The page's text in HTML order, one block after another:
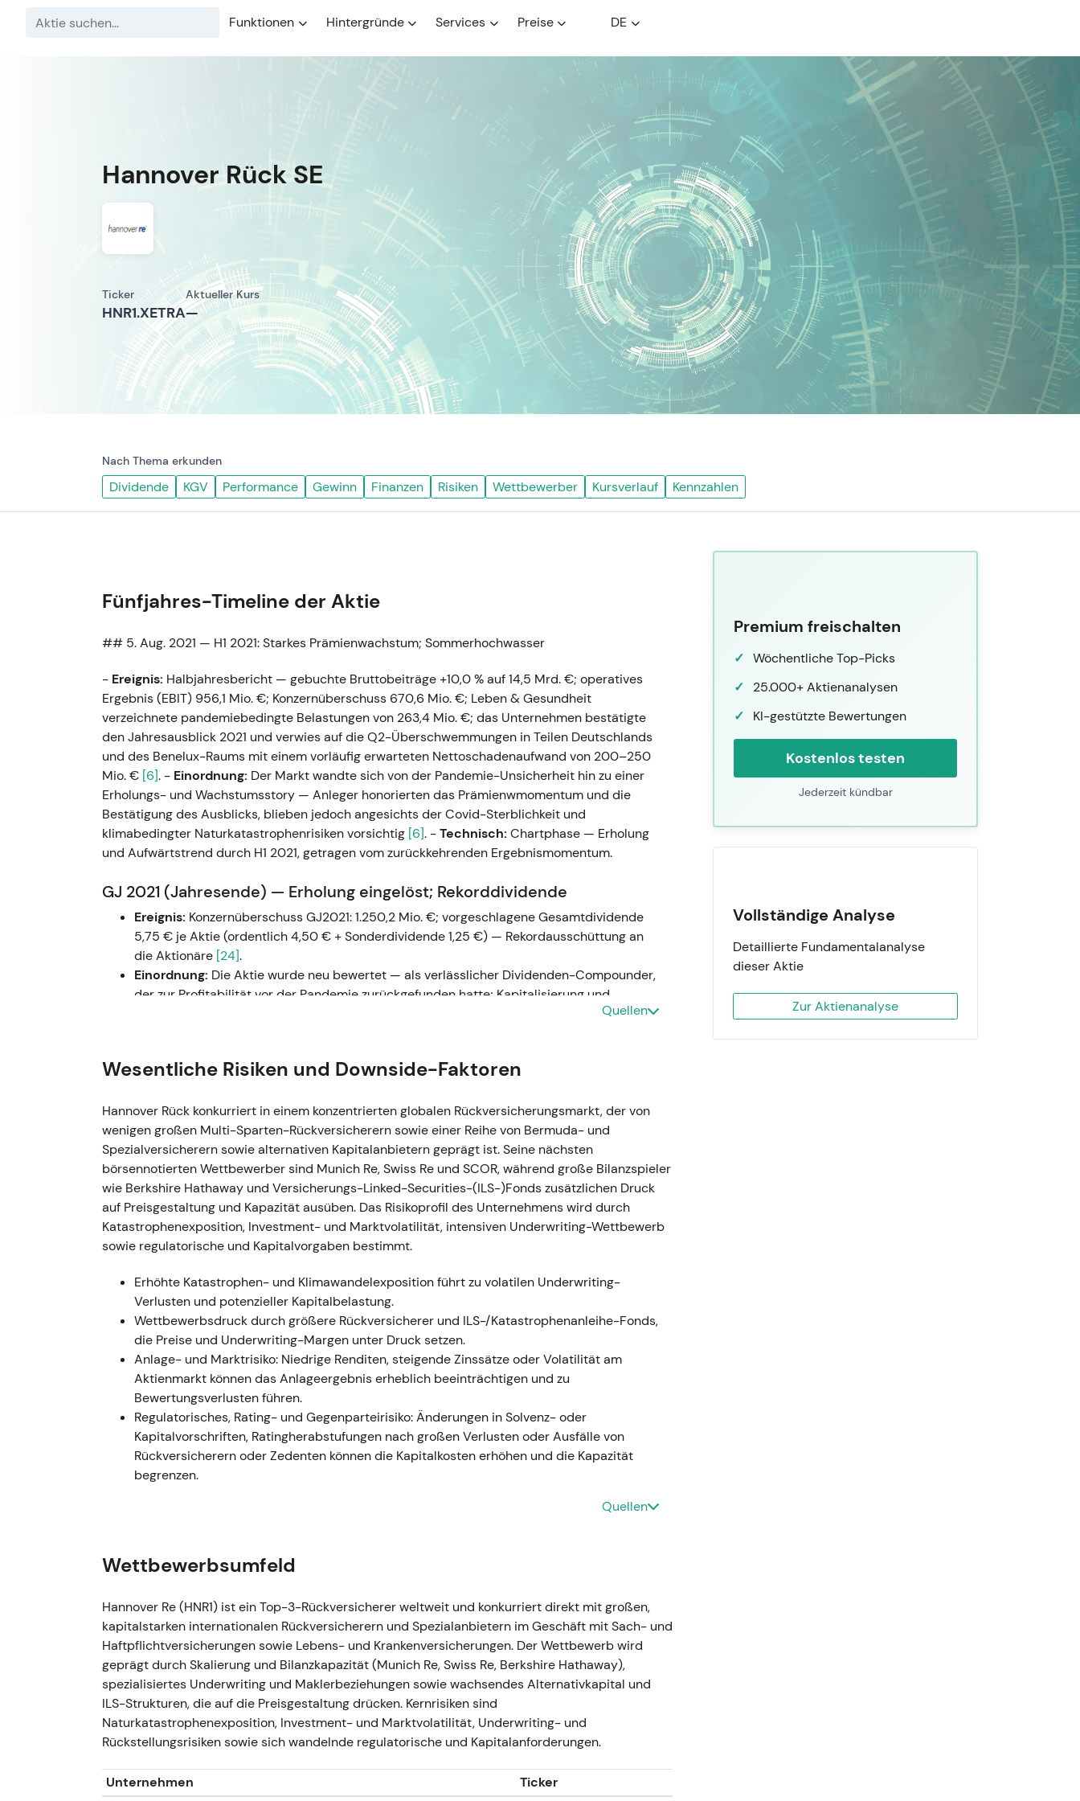
Funktionen Hintergründe Services Preise DE
Hannover Rück SE
Ticker
HNR1.XETRA
Aktueller Kurs
—
Nach Thema erkunden
Dividende KGV Performance Gewinn Finanzen Risiken Wettbewerber Kursverlauf Kennzahlen
Fünfjahres-Timeline der Aktie
## 5. Aug. 2021 — H1 2021: Starkes Prämienwachstum; Sommerhochwasser
- Ereignis: Halbjahresbericht — gebuchte Bruttobeiträge +10,0 % auf 14,5 Mrd. €; operatives
Ergebnis (EBIT) 956,1 Mio. €; Konzernüberschuss 670,6 Mio. €; Leben & Gesundheit
verzeichnete pandemiebedingte Belastungen von 263,4 Mio. €; das Unternehmen bestätigte
den Jahresausblick 2021 und verwies auf die Q2-Überschwemmungen in Teilen Deutschlands
und des Benelux-Raums mit einem vorläufig erwarteten Nettoschadenaufwand von 200–250
Mio. € [6]. - Einordnung: Der Markt wandte sich von der Pandemie-Unsicherheit hin zu einer
Erholungs- und Wachstumsstory — Anleger honorierten das Prämienwmomentum und die
Bestätigung des Ausblicks, blieben jedoch angesichts der Covid-Sterblichkeit und
klimabedingter Naturkatastrophenrisiken vorsichtig [6]. -Technisch: Chartphase — Erholung
und Aufwärtstrend durch H1 2021, getragen vom zurückkehrenden Ergebnismomentum.
GJ 2021 (Jahresende) — Erholung eingelöst; Rekorddividende
Ereignis: Konzernüberschuss GJ2021: 1.250,2 Mio. €; vorgeschlagene Gesamtdividende
5,75 € je Aktie (ordentlich 4,50 € + Sonderdividende 1,25 €) — Rekordausschüttung an
die Aktionäre [24].
Einordnung: Die Aktie wurde neu bewertet — als verlässlicher Dividenden-Compounder,
der zur Profitabilität vor der Pandemie zurückgefunden hatte; Kapitalisierung und
2022 — Hohe Naturkatastrophenschäden, Ukraine-Rückstellungen;
Ereignis:GJ2022 — gebuchte Bruttobeiträge 33,28 Mrd. €; Konzernüberschuss 1,407
Mrd. €; Netto-Großschadenaufwand Schaden/Unfall 1.706 Mio. € (über Budget); größte
Einzelschäden netto waren Hurrikan Ian (321,9 Mio. €), Australien-Überschwemmungen
(232,6 Mio. €) und Wintersturm „Ylenia" (106,6 Mio. €); für mögliche Ukraine-Schäden
wurde eine IBNR-Rückstellung von rund 330,9 Mio. € gebildet; Schaden-Kosten-Quote
Schaden/Unfall 99,8 %[1].
Einordnung:Das Bild wurde differenzierter — das versicherungstechnische Ergebnis litt
unter Naturkatastrophen und geopolitischen Rückstellungen, doch die
solides Kapitalmanagement erhielten das Anlegervertrauen; der Fokus verlagerte sich
auf Resilienz und Zyklusmanagement[1].
Technisch:Chartphase — Volatilität und Rücksetzer bis Mitte 2022 infolge
makroökonomischer und Naturkatastrophen-Schlagzeilen, anschließend Erholung in H2,
als der Markt verbesserte Rückversicherungspreise und Robustheit einpreiste[1].
1. Jan. 2023 / Erneuerungsrunde 2023 — Preismomentum nimmt Fahrt auf
Ereignis:Die großen Vertragserneuerungen zum 1. Januar 2023 brachten weitere Preis-
und Konditionsverbesserungen im Schaden/Unfall-Bereich; Hannover Re meldete
anhaltend profitables Prämienwachstum für das Geschäftsjahr 2023
von Aufwärtsrevisionen der Ergebniserwartungen.
GJ 2023 (berichtet März 2024) — Ergebnisüberraschung; stärkeres
Kernergebnis
Ereignis:Konzernüberschuss GJ2023 rund 1,8 Mrd. € (über dem ursprünglichen Ziel von
mindestens 1,7 Mrd. €); Rückversicherungsumsatz gestiegen (rund 24,5 Mrd. €);
versicherungstechnisches Serviceergebnis und operatives Ergebnis verbessert,
Guidance übertroffen[4].
Einordnung:Hannover Re etablierte sich neu als Hochrendite-Compounder — bessere
versicherungstechnische Ergebnisse und Wachstum in Leben & Gesundheit verlagerten
die Story von einer einmaligen Erholung hin zu nachhaltiger Profitabilität[4].
Technisch:
Chartphase — anhaltender Aufwärtstrend mit mehreren Rallyes infolge von
Quellen
Wesentliche Risiken und Downside-Faktoren
Hannover Rück konkurriert in einem konzentrierten globalen Rückversicherungsmarkt, der von
wenigen großen Multi-Sparten-Rückversicherern sowie einer Reihe von Bermuda- und
Spezialversicherern sowie alternativen Kapitalanbietern geprägt ist. Seine nächsten
börsennotierten Wettbewerber sind Munich Re, Swiss Re und SCOR, während große Bilanzspieler
wie Berkshire Hathaway und Versicherungs-Linked-Securities-(ILS-)Fonds zusätzlichen Druck
auf Preisgestaltung und Kapazität ausüben. Das Risikoprofil des Unternehmens wird durch
Katastrophenexposition, Investment- und Marktvolatilität, intensiven Underwriting-Wettbewerb
sowie regulatorische und Kapitalvorgaben bestimmt.
Erhöhte Katastrophen- und Klimawandelexposition führt zu volatilen Underwriting-
Verlusten und potenzieller Kapitalbelastung.
Wettbewerbsdruck durch größere Rückversicherer und ILS-/Katastrophenanleihe-Fonds,
die Preise und Underwriting-Margen unter Druck setzen.
Anlage- und Marktrisiko: Niedrige Renditen, steigende Zinssätze oder Volatilität am
Aktienmarkt können das Anlageergebnis erheblich beeinträchtigen und zu
Bewertungsverlusten führen.
Regulatorisches, Rating- und Gegenparteirisiko: Änderungen in Solvenz- oder
Kapitalvorschriften, Ratingherabstufungen nach großen Verlusten oder Ausfälle von
Rückversicherern oder Zedenten können die Kapitalkosten erhöhen und die Kapazität
begrenzen.
Quellen
Wettbewerbsumfeld
Hannover Re (HNR1) ist ein Top-3-Rückversicherer weltweit und konkurriert direkt mit großen,
kapitalstarken internationalen Rückversicherern und Spezialanbietern im Geschäft mit Sach- und
Haftpflichtversicherungen sowie Lebens- und Krankenversicherungen. Der Wettbewerb wird
geprägt durch Skalierung und Bilanzkapazität (Munich Re, Swiss Re, Berkshire Hathaway),
spezialisiertes Underwriting und Maklerbeziehungen sowie wachsendes Alternativkapital und
ILS-Strukturen, die auf die Preisgestaltung drücken. Kernrisiken sind
Naturkatastrophenexposition, Investment- und Marktvolatilität, Underwriting- und
Rückstellungsrisiken sowie sich wandelnde regulatorische und Kapitalanforderungen.
Unternehmen
Ticker
Premium freischalten
Wöchentliche Top-Picks
25.000+ Aktienanalysen
KI-gestützte Bewertungen
Kostenlos testen
Jederzeit kündbar
Vollständige Analyse
Detaillierte Fundamentalanalyse
dieser Aktie
Zur Aktienanalyse